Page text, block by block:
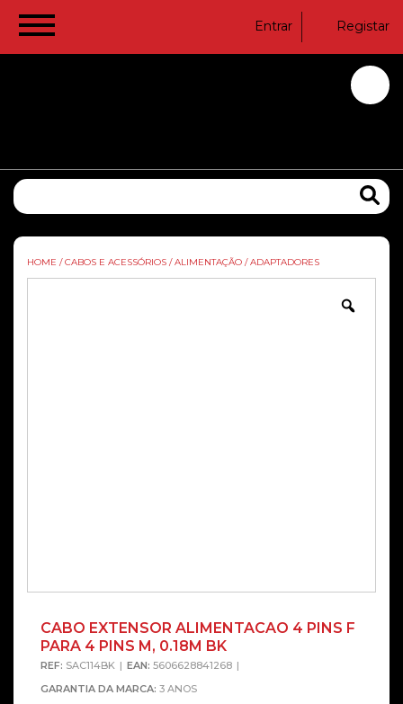
Entrar Registar
HOME / CABOS E ACESSÓRIOS / ALIMENTAÇÃO / ADAPTADORES
CABO EXTENSOR ALIMENTACAO 4 PINS F
PARA 4 PINS M, 0.18M BK
REF: SAC114BK EAN: 5606628841268
GARANTIA DA MARCA: 3 ANOS